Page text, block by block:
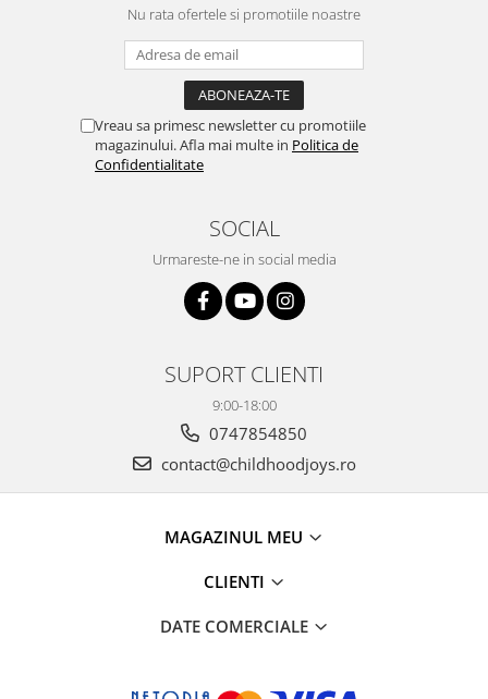
Nu rata ofertele si promotiile noastre
Vreau sa primesc newsletter cu promotiile
magazinului. Afla mai multe in Politica de
Confidentialitate
SOCIAL
Urmareste-ne in social media
SUPORT CLIENTI
9:00-18:00
0747854850
contact@childhoodjoys.ro
MAGAZINUL MEU
CLIENTI
DATE COMERCIALE